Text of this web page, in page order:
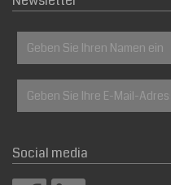
Social media